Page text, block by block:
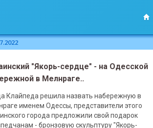
"Якорь-сердце" - на Одесской
в Мелнраге..
Клайпеда решила назвать набережную в
именем Одессы, представители этого
города предложили свой подарок
- бронзовую скульптуру "Якорь-